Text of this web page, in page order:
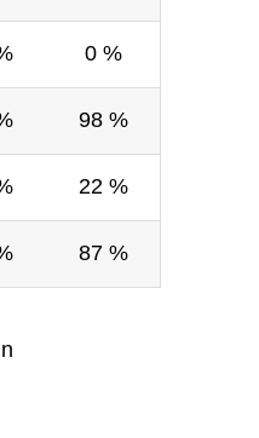
0 %
98 %
22 %
87 %